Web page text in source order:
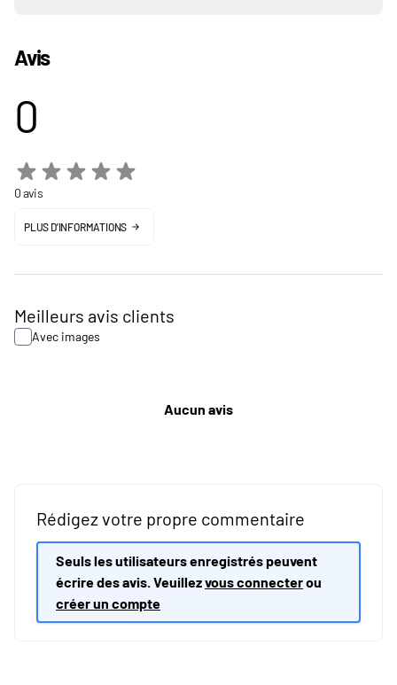
Avis
0
0 avis
PLUS D'INFORMATIONS
Meilleurs avis clients
Avec images
Aucun avis
Rédigez votre propre commentaire
Seuls les utilisateurs enregistrés peuvent
écrire des avis. Veuillezvous connecterou
créer un compte